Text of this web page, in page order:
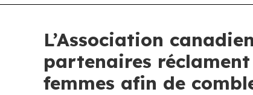
L’Association
partenaires
femmes afin de